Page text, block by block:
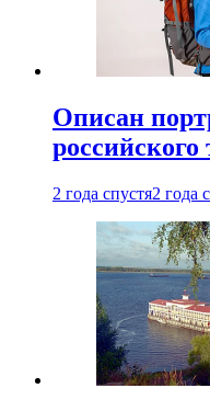
Описан
российского
2 года спустя2 года